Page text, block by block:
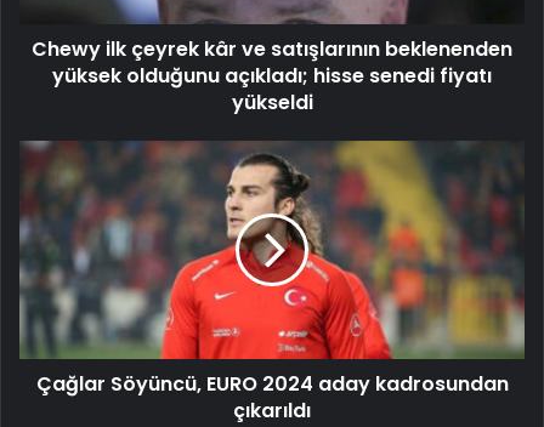
Chewy ilk çeyrek kâr ve satışlarının beklenenden
yüksek olduğunu açıkladı; hisse senedi fiyatı
yükseldi
Çağlar Söyüncü, EURO 2024 aday kadrosundan
çıkarıldı